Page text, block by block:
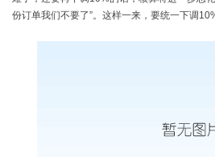
份订单我们不要了”。这样一来，要统一下调